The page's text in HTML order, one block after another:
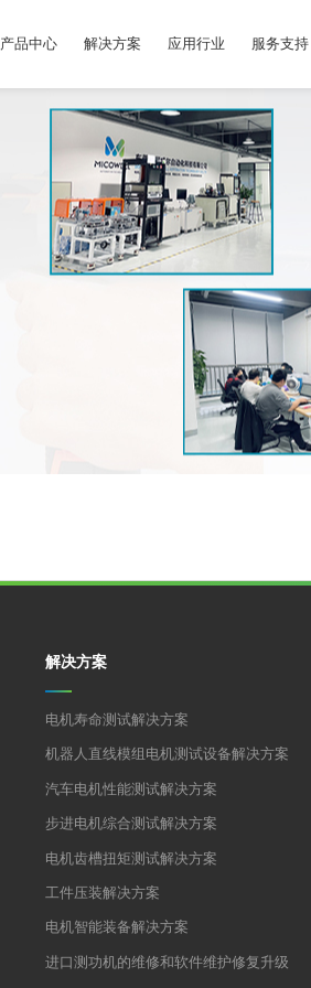
产品中心 解决方案 应用行业 服务支持
解决方案
电机寿命测试解决方案
机器人直线模组电机测试设备解决方案
汽车电机性能测试解决方案
步进电机综合测试解决方案
电机齿槽扭矩测试解决方案
工件压装解决方案
电机智能装备解决方案
进口测功机的维修和软件维护修复升级